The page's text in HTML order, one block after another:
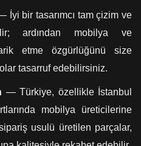
İyi bir tasarımcı tam çizim ve
ardından mobilya ve
etme özgürlüğünü size
tasarruf edebilirsiniz.
— Türkiye, özellikle İstanbul
mobilya üreticilerine
usulü üretilen parçalar,